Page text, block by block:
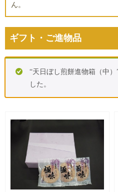
ん。
ギフト・ご進物品
“天日ぼし煎餅進物箱（中
した。